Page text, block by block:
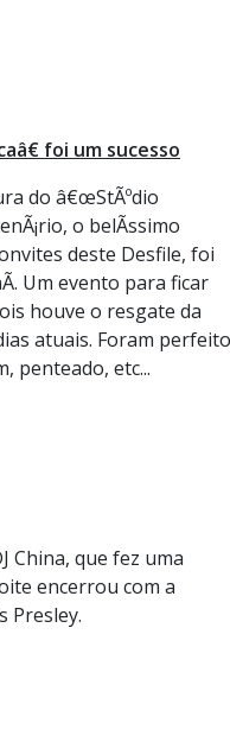
foi um sucesso
do â€œStÃºdio
o belÃ­ssimo
deste Desfile, foi
Um evento para ficar
houve o resgate da
atuais. Foram
penteado, etc...
China, que fez uma
encerrou com a
Presley.